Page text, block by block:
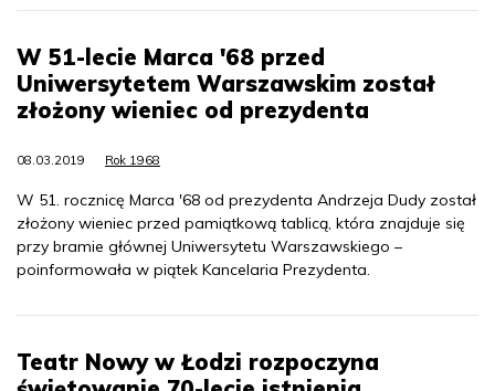
W 51-lecie Marca '68 przed
Uniwersytetem Warszawskim został
złożony wieniec od prezydenta
08.03.2019 Rok 1968
W 51. rocznicę Marca '68 od prezydenta Andrzeja Dudy został
złożony wieniec przed pamiątkową tablicą, która znajduje się
przy bramie głównej Uniwersytetu Warszawskiego –
poinformowała w piątek Kancelaria Prezydenta.
Teatr Nowy w Łodzi rozpoczyna